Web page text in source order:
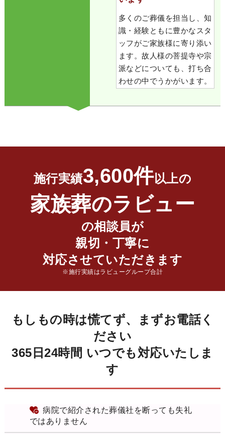
多くのご葬儀を担当し、知
識・経験ともに豊かなスタ
ッフがご家族様に寄り添い
ます。故人様の菩提寺や宗
派などについても、打ち合
わせの中でうかがいます。
施行実績3,600件以上の
家族葬のラビュー
の相談員が
親切・丁寧に
対応させていただきます
※施行実績はラビューグループ合計
もしもの時は慌てず、まずお電話く
ださい
365日24時間 いつでも対応いたしま
す
病院で紹介された葬儀社を断っても失礼
ではありません